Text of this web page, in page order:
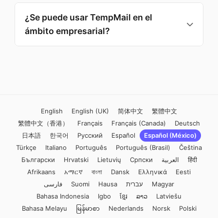
expiran automáticamente, no sirven para
campañas de spam sostenidas. Además
usamos protocolos de seguridad avanzados.
¿Se puede usar TempMail en el
ámbito empresarial?
English English (UK) 简体中文
繁體中文
繁體中文（香港）
Français Français (Canada)
Deutsch
日本語
한국어 Русский Español
Español (México)
Türkçe
Italiano Português Português (Brasil)
Čeština
Български
Hrvatski Lietuvių Српски العربية
हिंदी
Afrikaans
አማርኛ বাংলা Dansk Ελληνικά
Eesti
فارسی
Suomi Hausa עברית
Magyar
Bahasa Indonesia
Igbo ខ្មែរ ລາວ
Latviešu
Bahasa Melayu
မြန်မာစာ Nederlands Norsk
Polski